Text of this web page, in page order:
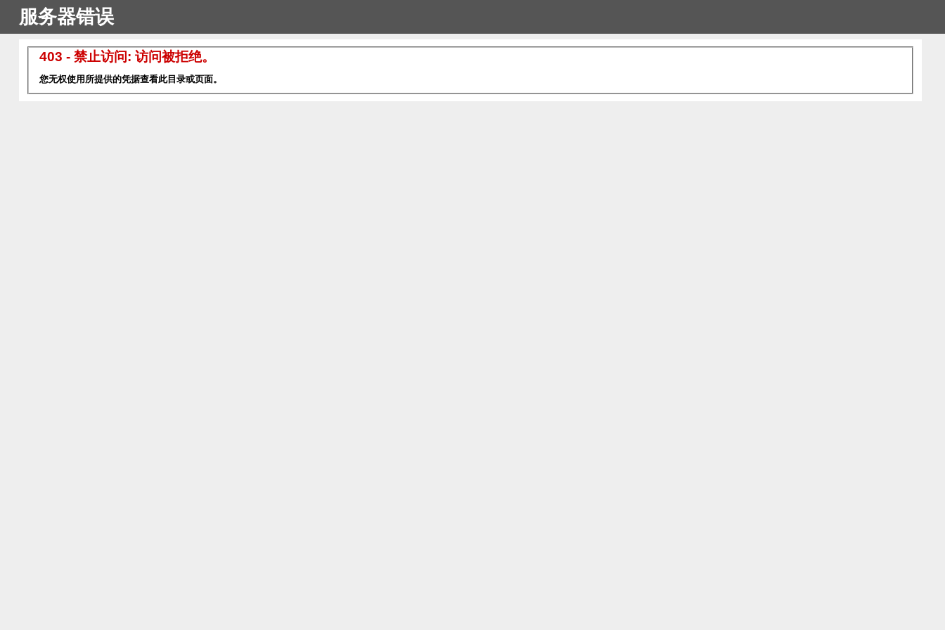
服务器错误
403 - 禁止访问: 访问被拒绝。
您无权使用所提供的凭据查看此目录或页面。